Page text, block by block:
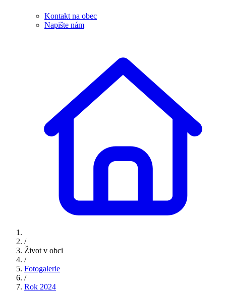
Kontakt na obec
Napište nám
/
Život v obci
/
Fotogalerie
/
Rok 2024